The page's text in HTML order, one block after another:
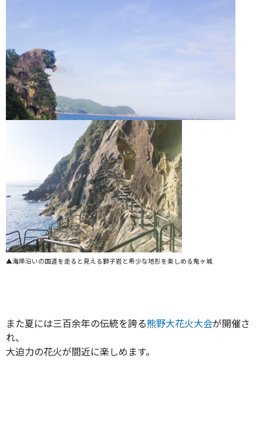
▲海岸沿いの国道を走ると見える獅子岩と希少な地形を楽しめる鬼ヶ城
また夏には三百余年の伝統を誇る熊野大花火大会が開催さ
れ、
大迫力の花火が間近に楽しめます。